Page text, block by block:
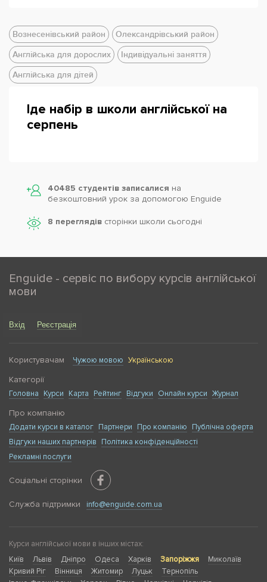
Вознесенівський район
Олександрівський район
Англійська для дорослих
Індивідуальні заняття
Англійська для дітей
Іде набір в школи англійської на
серпень
40485 студентів записалися на
безкоштовний урок за допомогою Enguide
8 переглядів сторінки школи cьогодні
Enguide - сервіс по вибору курсів англійської
мови
Вхід Реєстрація
Користувачам Чужою мовою Українською
Категорії
Головна Курси Карта Рейтинг Відгуки Онлайн курси Журнал
Про компанію
Додати курси в каталог Партнери Про компанію
Публічна оферта
Відгуки наших партнерів
Політика конфіденційності
Рекламні послуги
Соціальні сторінки
Служба підтримки info@enguide.com.ua
Курси англійської мови в інших містах:
Київ
Львів Дніпро Одеса Харків Запоріжжя
Миколаїв
Кривий Ріг
Вінниця Житомир Луцьк
Тернопіль